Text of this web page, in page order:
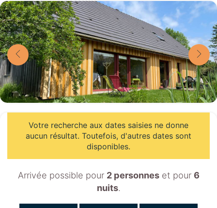
Votre recherche aux dates saisies ne donne
aucun résultat. Toutefois, d'autres dates sont
disponibles.
Arrivée possible pour 2 personneset pour 6
nuits.